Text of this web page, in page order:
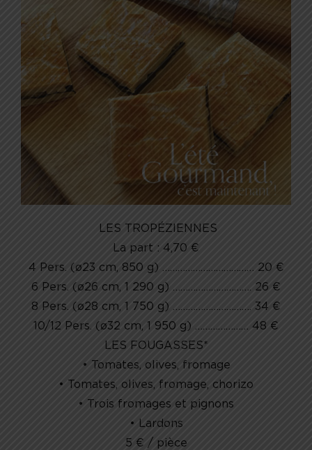
LES TROPÉZIENNES
La part : 4,70 €
4 Pers. (ø23 cm, 850 g) ……………………………… 20 €
6 Pers. (ø26 cm, 1 290 g) …………………………. 26 €
8 Pers. (ø28 cm, 1 750 g) …………………………. 34 €
10/12 Pers. (ø32 cm, 1 950 g) ………………… 48 €
LES FOUGASSES*
• Tomates, olives, fromage
• Tomates, olives, fromage, chorizo
• Trois fromages et pignons
• Lardons
5 € / pièce